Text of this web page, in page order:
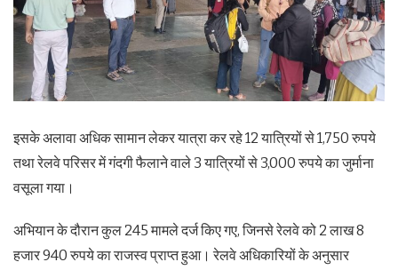
इसके अलावा अधिक सामान लेकर यात्रा कर रहे 12 यात्रियों से 1,750 रुपये
तथा रेलवे परिसर में गंदगी फैलाने वाले 3 यात्रियों से 3,000 रुपये का जुर्माना
वसूला गया।
अभियान के दौरान कुल 245 मामले दर्ज किए गए, जिनसे रेलवे को 2 लाख 8
हजार 940 रुपये का राजस्व प्राप्त हुआ। रेलवे अधिकारियों के अनुसार